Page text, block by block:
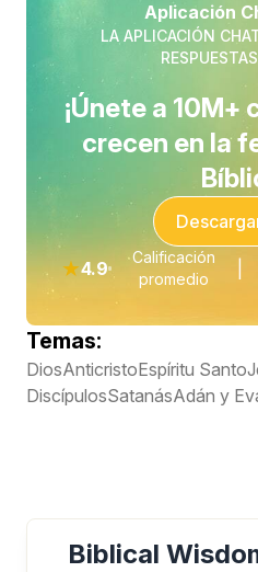
Aplicación
LA APLICACIÓN
¡Únete a
crecen en la
★4.9
Calificación
promedio
Temas:
DiosAnticristoEspíritu Santo
DiscípulosSatanásAdán y
Biblical